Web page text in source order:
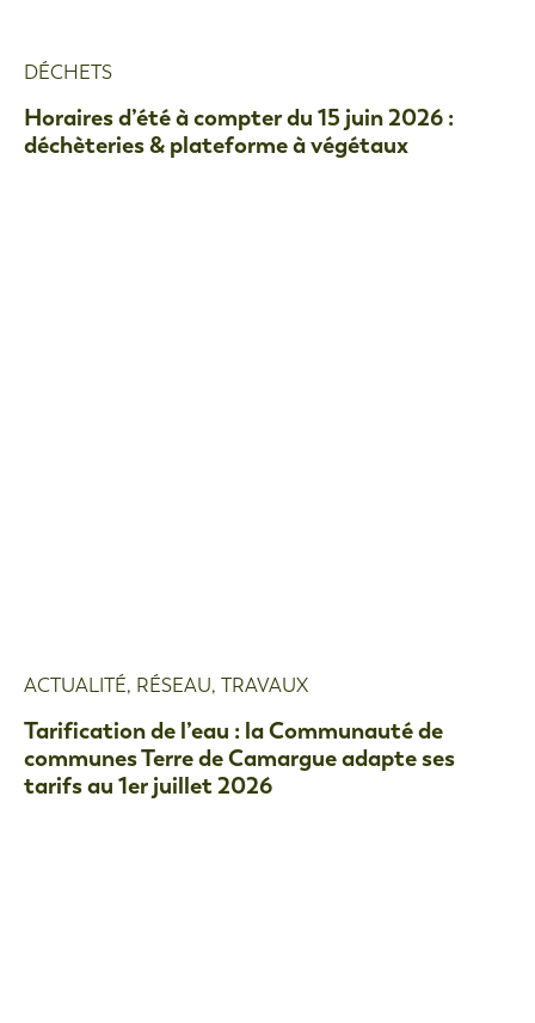
DÉCHETS
Horaires d’été à compter du 15 juin 2026 :
déchèteries & plateforme à végétaux
ACTUALITÉ, RÉSEAU, TRAVAUX
Tarification de l’eau : la Communauté de
communes Terre de Camargue adapte ses
tarifs au 1er juillet 2026